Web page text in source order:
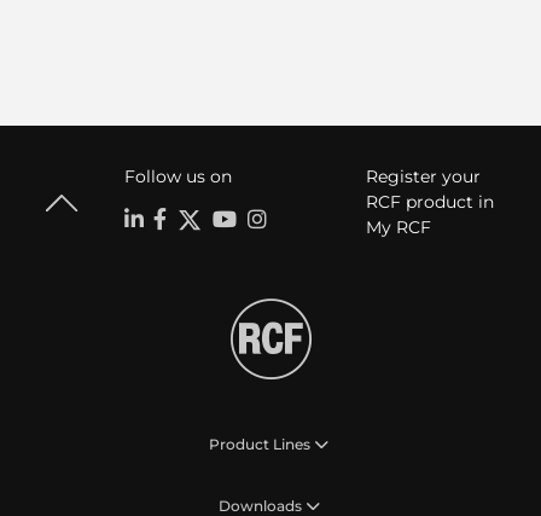
Follow us on
Register your
RCF product in
My RCF
Product Lines
Downloads